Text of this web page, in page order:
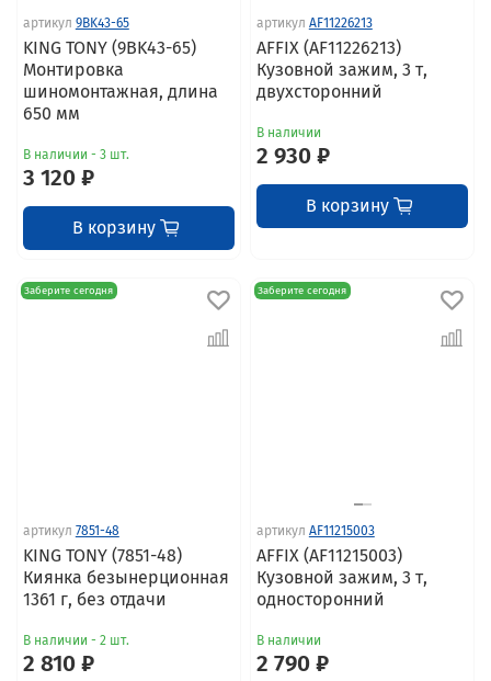
артикул 9BK43-65
KING TONY (9BK43-65)
Монтировка
шиномонтажная, длина
650 мм
В наличии - 3 шт.
3 120 ₽
В корзину
артикул AF11226213
AFFIX (AF11226213)
Кузовной зажим, 3 т,
двухсторонний
В наличии
2 930 ₽
В корзину
Заберите сегодня
артикул 7851-48
KING TONY (7851-48)
Киянка безынерционная
1361 г, без отдачи
В наличии - 2 шт.
2 810 ₽
Заберите сегодня
артикул AF11215003
AFFIX (AF11215003)
Кузовной зажим, 3 т,
односторонний
В наличии
2 790 ₽